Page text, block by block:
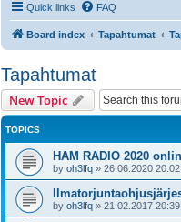
Quick links FAQ
Board index Tapahtumat
Tapahtumat
New Topic
TOPICS
HAM RADIO 2020
by oh3lfq » 26.06.2020 20:02
by oh3lfq » 21.02.2017 20:39